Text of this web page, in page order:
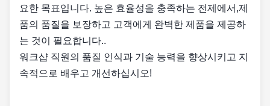
요한 목표입니다. 높은 효율성을 충족하는 전제에서,제
품의 품질을 보장하고 고객에게 완벽한 제품을 제공하
는 것이 필요합니다..
워크샵 직원의 품질 인식과 기술 능력을 향상시키고 지
속적으로 배우고 개선하십시오!